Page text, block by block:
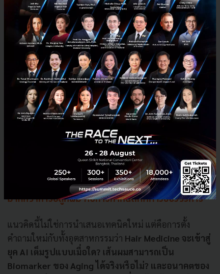
เรื่องเกินจริง
มากกว่าการปลูกผม คือการกำหนดทิศทางของวงการ
แนวคิดนี้ไม่ใช่การนำเสนอเทคนิคใหม่ แต่คือการตั้ง
คำถามใหม่กับทั้งอุตสาหกรรมว่า Hair Medicine จะเข้าสู่
ยุค AI เต็มรูปแบบเมื่อใด? เส้นผมสามารถเป็น
Biomarker ของ Aging ได้จริงหรือไม่? และอนาคตของ